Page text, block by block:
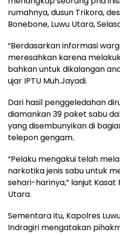
rumahnya, dusun Trikora,
Bonebone, Luwu Utara,
“Berdasarkan informasi
meresahkan karena
bahkan untuk dikalangan
ujar IPTU Muh.Jayadi.
Dari hasil penggeledahan
diamankan 39 paket sabu
yang disembunyikan di
telepon gengam.
“Pelaku mengakui telah
narkotika jenis sabu untuk
sehari-harinya,” lanjut Kasat
Utara.
Sementara itu, Kapolres
Indragiri mengatakan